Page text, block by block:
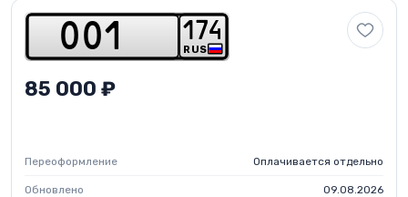
0 01 RUS
1 74
85 000 ₽
Переоформление Оплачивается отдельно
Обновлено 09.08.2026